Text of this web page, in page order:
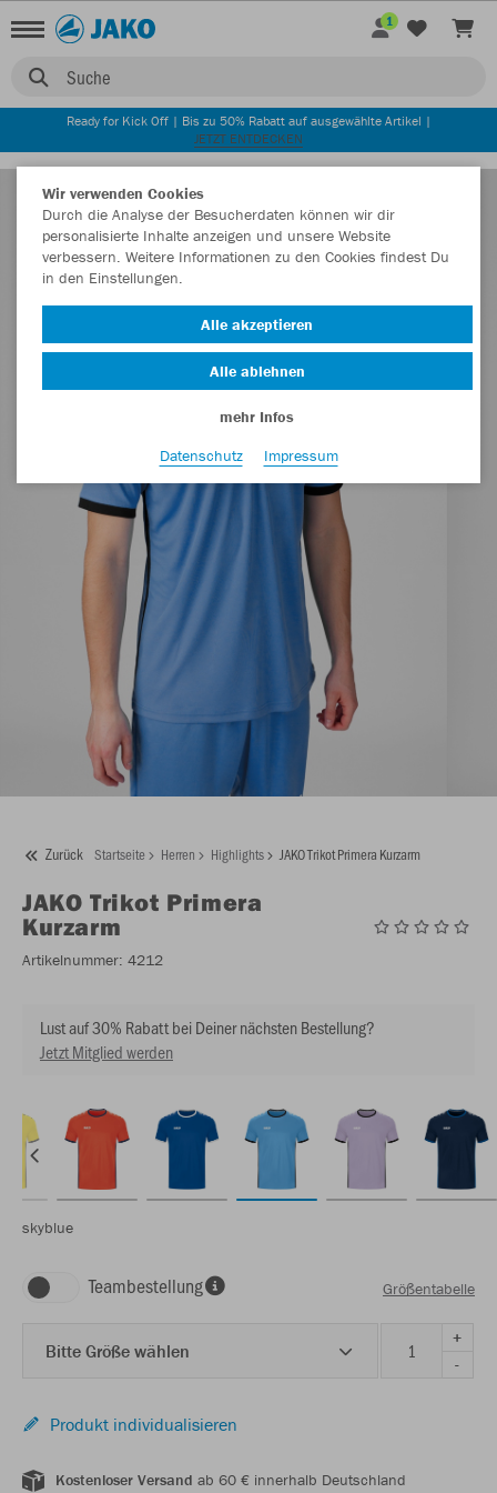
Suche
1
Ready for Kick Off | Bis zu 50% Rabatt auf ausgewählte Artikel |
JETZT ENTDECKEN
Zurück Startseite Herren Highlights JAKO Trikot Primera Kurzarm
JAKO Trikot Primera
Kurzarm
Artikelnummer: 4212
Lust auf 30% Rabatt bei Deiner nächsten Bestellung?
Jetzt Mitglied werden
skyblue
Teambestellung Größentabelle
Bitte Größe wählen
+
-
Produkt individualisieren
Kostenloser Versand ab 60 € innerhalb Deutschland
Wir verwenden Cookies
Durch die Analyse der Besucherdaten können wir dir
personalisierte Inhalte anzeigen und unsere Website
verbessern. Weitere Informationen zu den Cookies findest Du
in den Einstellungen.
Alle akzeptieren
Alle ablehnen
mehr Infos
Datenschutz
Impressum